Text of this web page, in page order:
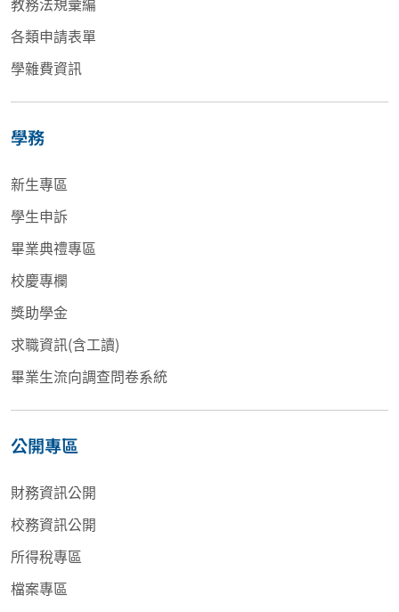
各類申請表單
學雜費資訊
學務
新生專區
學生申訴
畢業典禮專區
校慶專欄
獎助學金
求職資訊(含工讀)
畢業生流向調查問卷系統
公開專區
財務資訊公開
校務資訊公開
所得稅專區
檔案專區